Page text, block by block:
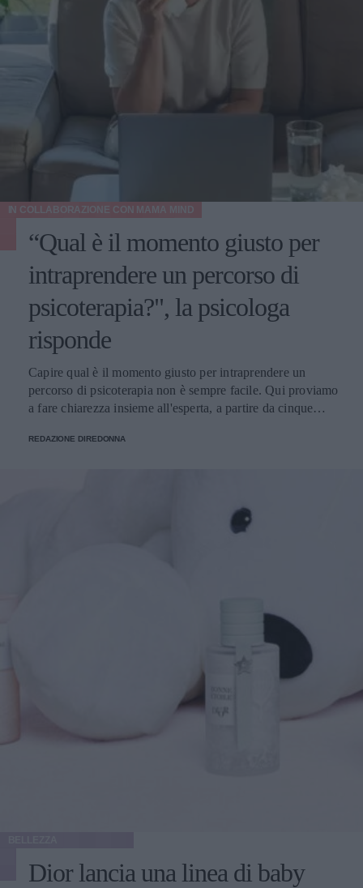
“Qual è il momento giusto per
intraprendere un percorso di
psicoterapia?", la psicologa
risponde
Capire qual è il momento giusto per intraprendere un
percorso di psicoterapia non è sempre facile. Qui proviamo
a fare chiarezza insieme all'esperta, a partire da cinque
IN COLLABORAZIONE CON MAMA MIND
REDAZIONE DIREDONNA
Dior lancia una linea di baby